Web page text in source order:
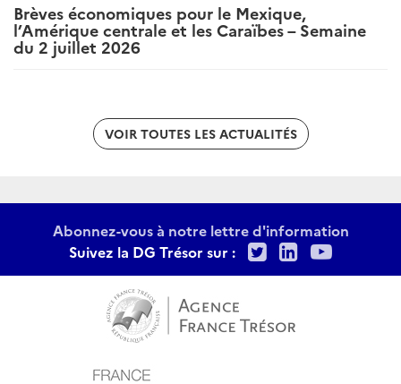
Brèves économiques pour le Mexique,
l’Amérique centrale et les Caraïbes – Semaine
du 2 juillet 2026
VOIR TOUTES LES ACTUALITÉS
Abonnez-vous à notre lettre d'information
Suivez la DG Trésor sur :
TwitterLinkedIn